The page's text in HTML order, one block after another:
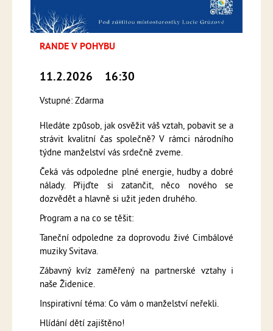
RANDE V POHYBU
11.2.2026 16:30
Vstupné: Zdarma
Hledáte způsob, jak osvěžit váš vztah, pobavit se a
strávit kvalitní čas společně? V rámci národního
týdne manželství vás srdečně zveme.
Čeká vás odpoledne plné energie, hudby a dobré
nálady. Přijďte si zatančit, něco nového se
dozvědět a hlavně si užit jeden druhého.
Program a na co se těšit:
Taneční odpoledne za doprovodu živé Cimbálové
muziky Svitava.
Zábavný kvíz zaměřený na partnerské vztahy i
naše Židenice.
Inspirativní téma: Co vám o manželství neřekli.
Hlídání dětí zajištěno!